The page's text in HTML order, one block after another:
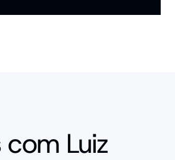
Luiz